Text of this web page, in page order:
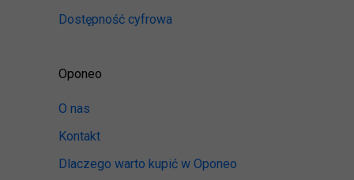
Dostępność cyfrowa
Oponeo
O nas
Kontakt
Dlaczego warto kupić w Oponeo